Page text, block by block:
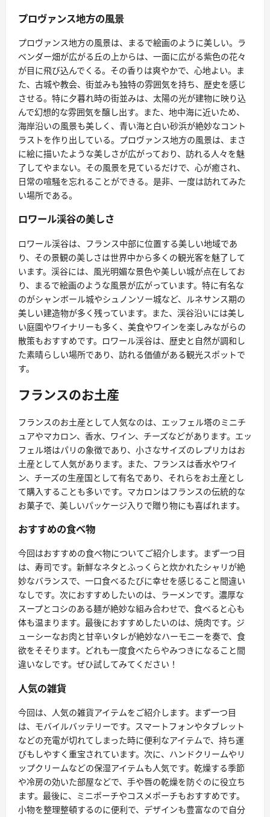
プロヴァンス地方の風景
プロヴァンス地方の風景は、まるで絵画のように美しい。ラ
ベンダー畑が広がる丘の上からは、一面に広がる紫色の花々
が目に飛び込んでくる。その香りは爽やかで、心地よい。ま
た、古城や教会、街並みも独特の雰囲気を持ち、歴史を感じ
させる。特に夕暮れ時の街並みは、太陽の光が建物に映り込
んで幻想的な雰囲気を醸し出す。また、地中海に近いため、
海岸沿いの風景も美しく、青い海と白い砂浜が絶妙なコント
ラストを作り出している。プロヴァンス地方の風景は、まさ
に絵に描いたような美しさが広がっており、訪れる人々を魅
了してやまない。その風景を見ているだけで、心が癒され、
日常の喧騒を忘れることができる。是非、一度は訪れてみた
い場所である。
ロワール渓谷の美しさ
ロワール渓谷は、フランス中部に位置する美しい地域であ
り、その景観の美しさは世界中から多くの観光客を魅了して
います。渓谷には、風光明媚な景色や美しい城が点在してお
り、まるで絵画のような風景が広がっています。特に有名な
のがシャンボール城やシュノンソー城など、ルネサンス期の
美しい建造物が多く残っています。また、渓谷沿いには美し
い庭園やワイナリーも多く、美食やワインを楽しみながらの
散策もおすすめです。ロワール渓谷は、歴史と自然が調和し
た素晴らしい場所であり、訪れる価値がある観光スポットで
す。
フランスのお土産
フランスのお土産として人気なのは、エッフェル塔のミニチ
ュアやマカロン、香水、ワイン、チーズなどがあります。エッ
フェル塔はパリの象徴であり、小さなサイズのレプリカはお
土産として人気があります。また、フランスは香水やワイ
ン、チーズの生産国として有名であり、それらをお土産とし
て購入することも多いです。マカロンはフランスの伝統的な
お菓子で、美しいパッケージ入りで贈り物にも喜ばれます。
おすすめの食べ物
今回はおすすめの食べ物についてご紹介します。まず一つ目
は、寿司です。新鮮なネタとふっくらと炊かれたシャリが絶
妙なバランスで、一口食べるたびに幸せを感じること間違い
なしです。次におすすめしたいのは、ラーメンです。濃厚な
スープとコシのある麺が絶妙な組み合わせで、食べると心も
体も温まります。最後におすすめしたいのは、焼肉です。ジ
ューシーなお肉と甘辛いタレが絶妙なハーモニーを奏で、食
欲をそそります。どれも一度食べたらやみつきになること間
違いなしです。ぜひ試してみてください！
人気の雑貨
今回は、人気の雑貨アイテムをご紹介します。まず一つ目
は、モバイルバッテリーです。スマートフォンやタブレット
などの充電が切れてしまった時に便利なアイテムで、持ち運
びもしやすく重宝されています。次に、ハンドクリームやリ
ップクリームなどの保湿アイテムも人気です。乾燥する季節
や冷房の効いた部屋などで、手や唇の乾燥を防ぐのに役立ち
ます。最後に、ミニポーチやコスメポーチもおすすめです。
小物を整理整頓するのに便利で、デザインも豊富なので自分